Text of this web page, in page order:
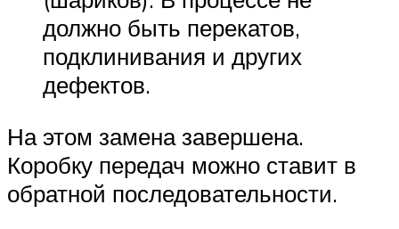
должно быть перекатов,
подклинивания и других
дефектов.
На этом замена завершена.
Коробку передач можно ставит в
обратной последовательности.